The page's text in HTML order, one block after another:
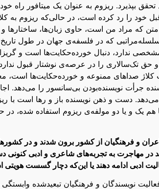
بپذیرد. ریزوم به عنوان یک میتافور راه خود
خود را رد کرده است، در حالی‌که ریزوم به
که مراد من است، حاوی زبان‌ها، ساختارها
که در فلسفه‌ی جهان در طول
ندارد، دنبال خورده‌حکایت‌ها است و
حق تک‌سالاری را در عرصه‌ی نوشتار قبول ندارد.
صداهای ممنوعه و خورده‌حکایت‌ها است،
جرأت نویسنده‌بودن بی‌سانسور را می‌دهد.
دست و ذهن نویسنده باز و رها است با
یک و یا دو مولفه‌ی ریزوم استفاده شده، در
و فرهنگیان از کشور برون شدند و در
در مهاجرت به تجربه‌های شاعری و ادبی کنونی
ادبی ادامه دهند یا این‌که دچار گسست
نویسندگان و فرهنگیان تبعیدشده